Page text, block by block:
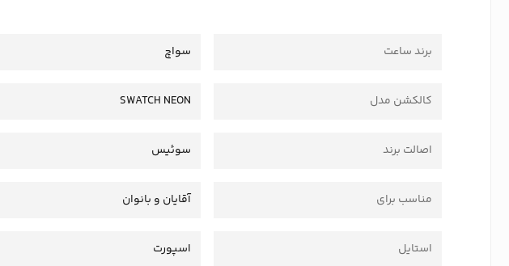
برند ساعت سواچ
کالکشن مدل SWATCH NEON
اصالت برند سوئیس
مناسب برای آقایان و بانوان
استایل اسپورت